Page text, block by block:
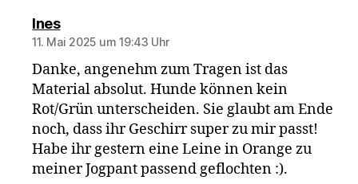
Inessagt:
11. Mai 2025 um 19:43 Uhr
Danke, angenehm zum Tragen ist das
Material absolut. Hunde können kein
Rot/Grün unterscheiden. Sie glaubt am Ende
noch, dass ihr Geschirr super zu mir passt!
Habe ihr gestern eine Leine in Orange zu
meiner Jogpant passend geflochten :).